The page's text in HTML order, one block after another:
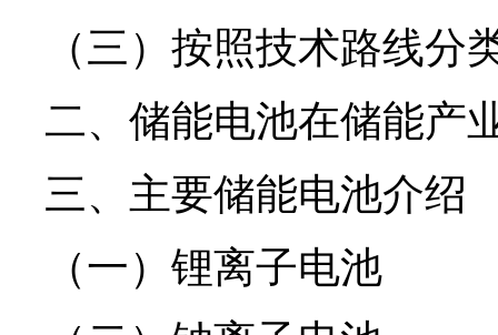
（三）按照技术路线分
二、储能电池在储能产
三、主要储能电池介绍
（一）锂离子电池